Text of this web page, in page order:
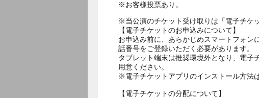
※お客様投票あり。
※当公演のチケット受け取りは「電子チケ
【電子チケットのお申込みについて】
お申込み前に、あらかじめスマートフォン
話番号をご登録いただく必要があります。
タブレット端末は推奨環境外となり、電
用意ください。
※電子チケットアプリのインストール方法
【電子チケットの分配について】